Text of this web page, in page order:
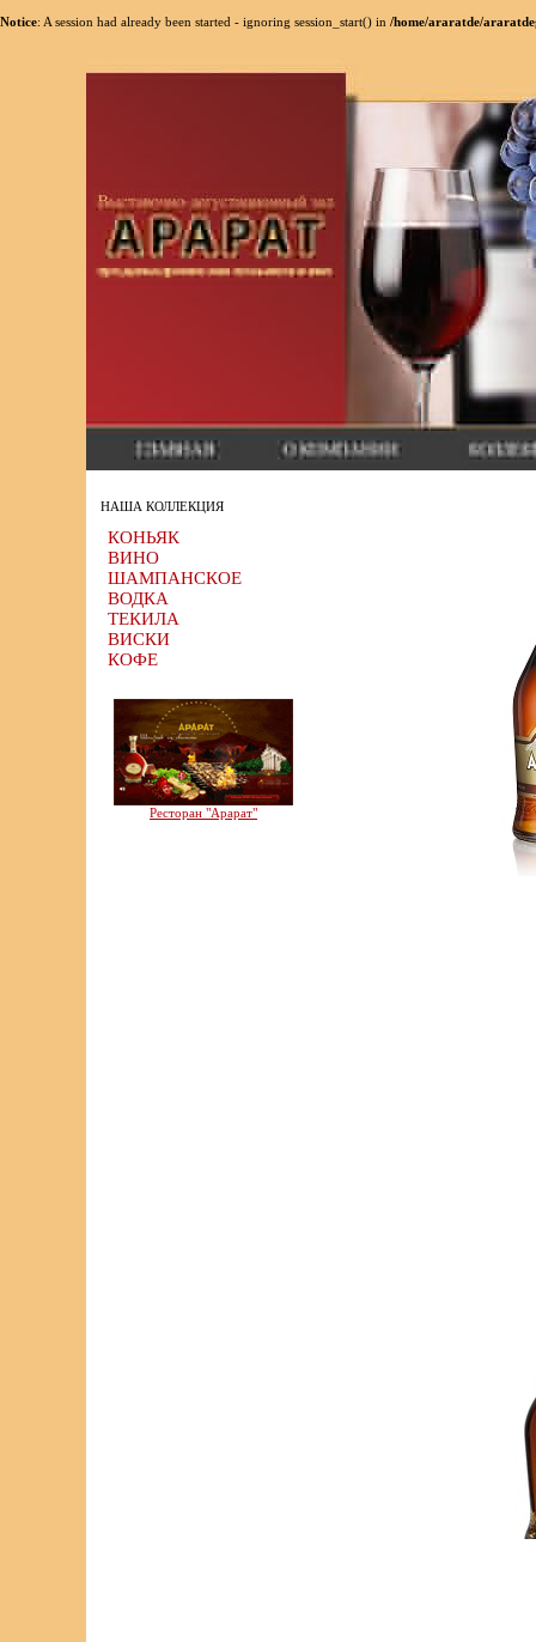
Notice: A session had already been started - ignoring session_start() in /home/araratde/
НАША КОЛЛЕКЦИЯ
КОНЬЯК
ВИНО
ШАМПАНСКОЕ
ВОДКА
ТЕКИЛА
ВИСКИ
КОФЕ
Ресторан "Арарат"